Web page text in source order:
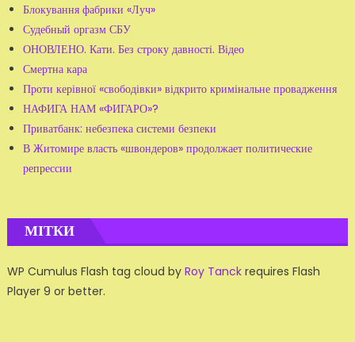
Блокування фабрики «Луч»
Судебный оргазм СБУ
ОНОВЛЕНО. Кати. Без строку давності. Відео
Смертна кара
Проти керівної «свободівки» відкрито кримінальне провадження
НАФИГА НАМ «ФИГАРО»?
Приватбанк: небезпека системи безпеки
В Житомире власть «швондеров» продолжает политические
репрессии
МІТКИ
WP Cumulus Flash tag cloud by Roy Tanckrequires Flash
Player 9 or better.